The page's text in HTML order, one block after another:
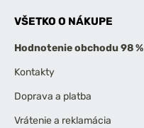
VŠETKO O NÁKUPE
Hodnotenie obchodu 98 %
Kontakty
Doprava a platba
Vrátenie a reklamácia